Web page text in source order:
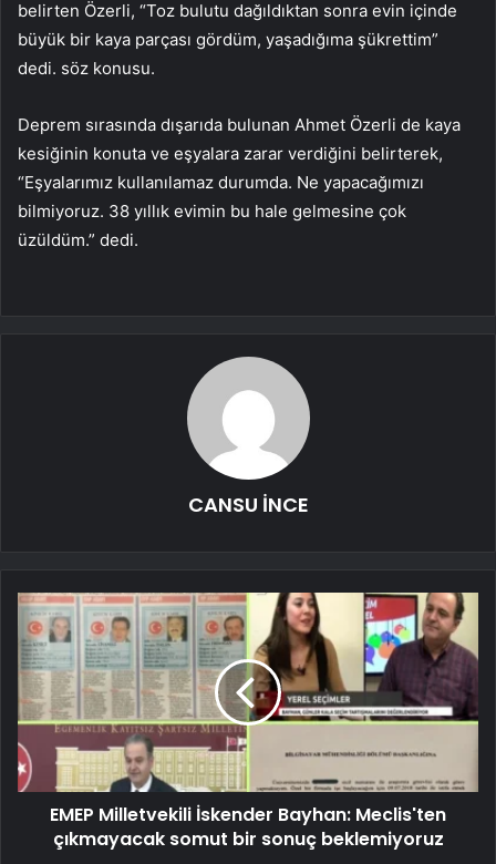
belirten Özerli, “Toz bulutu dağıldıktan sonra evin içinde
büyük bir kaya parçası gördüm, yaşadığıma şükrettim”
dedi. söz konusu.
Deprem sırasında dışarıda bulunan Ahmet Özerli de kaya
kesiğinin konuta ve eşyalara zarar verdiğini belirterek,
“Eşyalarımız kullanılamaz durumda. Ne yapacağımızı
bilmiyoruz. 38 yıllık evimin bu hale gelmesine çok
üzüldüm.” dedi.
CANSU İNCE
EMEP Milletvekili İskender Bayhan: Meclis'ten
çıkmayacak somut bir sonuç beklemiyoruz